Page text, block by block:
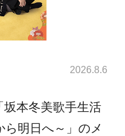
2026.8.6
本冬美歌手生活
明日へ～」のメ